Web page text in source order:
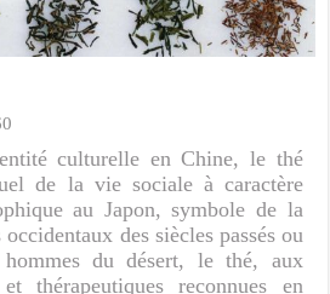
culturelle en Chine, le thé
de la vie sociale à caractère
au Japon, symbole de la
des siècles passés ou
du désert, le thé, aux
thérapeutiques reconnues en